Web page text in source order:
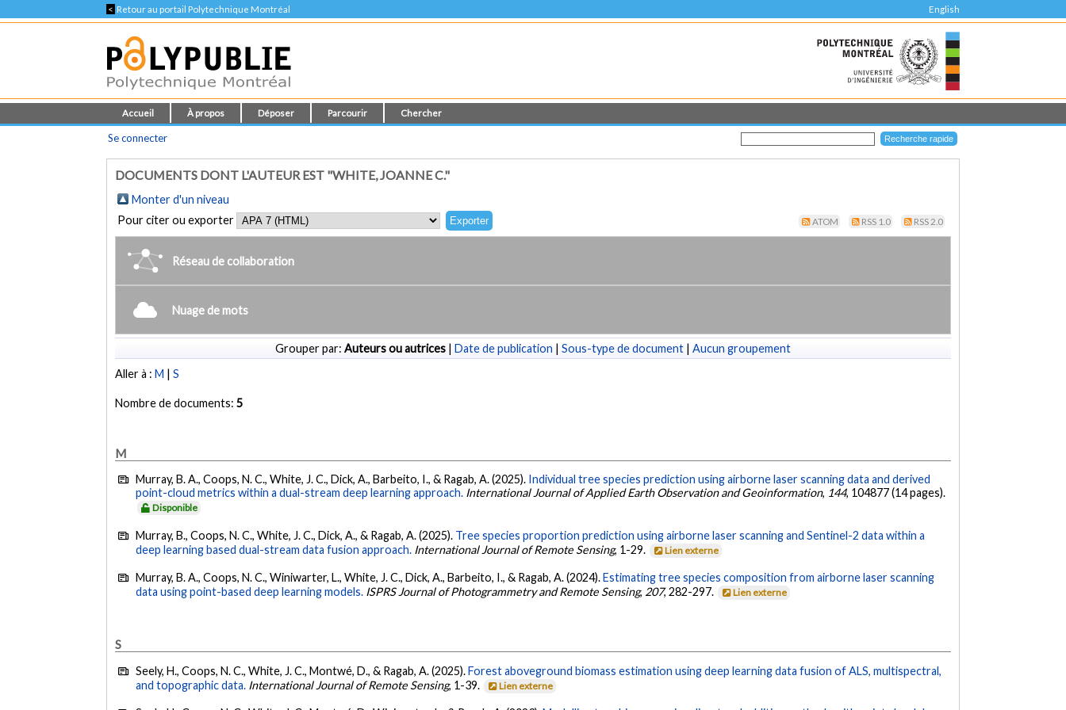
< Retour au portail Polytechnique Montréal English
Accueil À propos Déposer Parcourir Chercher
Se connecter
DOCUMENTS DONT L'AUTEUR EST "WHITE, JOANNE C."
Monter d'un niveau
Pour citer ou exporter
ATOM RSS 1.0 RSS 2.0
Réseau de collaboration
Nuage de mots
Grouper par: Auteurs ou autrices | Date de publication | Sous-type de document | Aucun groupement
Aller à :M |S
Nombre de documents:5
M
Murray, B. A., Coops, N. C., White, J. C., Dick, A., Barbeito, I., & Ragab, A. (2025). Individual tree species prediction using airborne laser scanning data and derived
point-cloud metrics within a dual-stream deep learning approach. International Journal of Applied Earth Observation and Geoinformation, 144, 104877 (14 pages).
Disponible
Murray, B., Coops, N. C., White, J. C., Dick, A., & Ragab, A. (2025). Tree species proportion prediction using airborne laser scanning and Sentinel-2 data within a
deep learning based dual-stream data fusion approach. International Journal of Remote Sensing, 1-29. Lien externe
Murray, B. A., Coops, N. C., Winiwarter, L., White, J. C., Dick, A., Barbeito, I., & Ragab, A. (2024).Estimating tree species composition from airborne laser scanning
data using point-based deep learning models. ISPRS Journal of Photogrammetry and Remote Sensing, 207, 282-297. Lien externe
S
Seely, H., Coops, N. C., White, J. C., Montwé, D., & Ragab, A. (2025).Forest aboveground biomass estimation using deep learning data fusion of ALS, multispectral,
and topographic data. International Journal of Remote Sensing, 1-39. Lien externe